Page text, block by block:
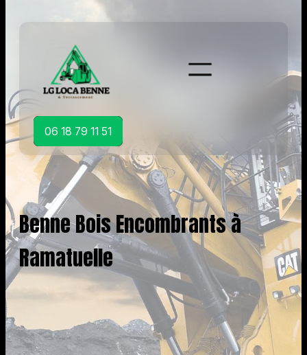
06 18 79 11 51
Benne Bois Encombrants à
Ramatuelle